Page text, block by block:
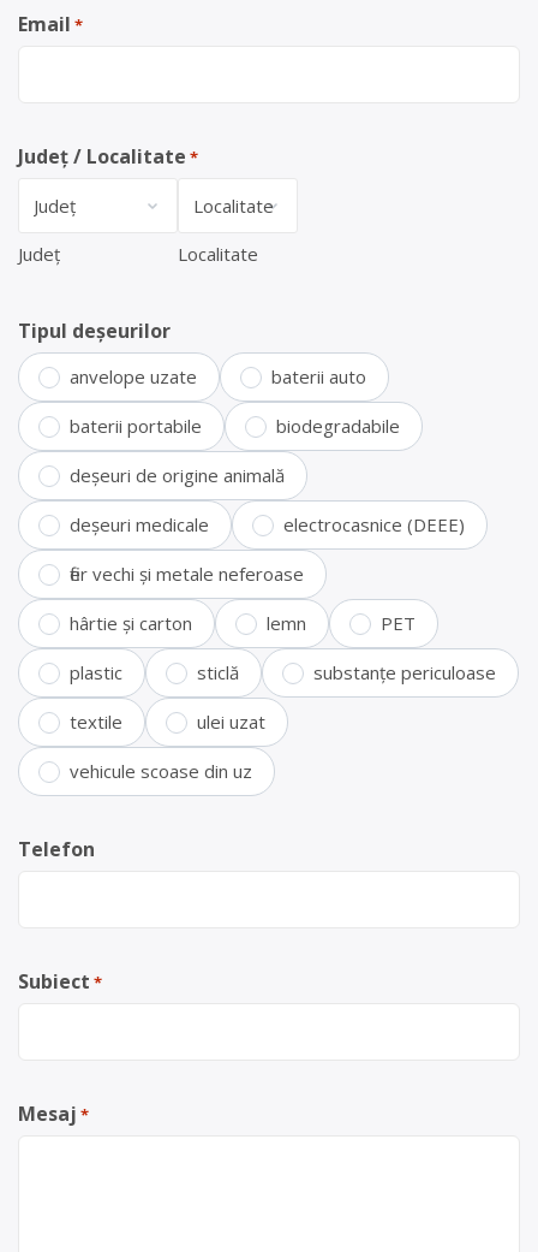
Email *
Județ / Localitate *
Județ Localitate
Tipul deșeurilor
anvelope uzate baterii auto
baterii portabile biodegradabile
deșeuri de origine animală
deșeuri medicale electrocasnice (DEEE)
fier vechi și metale neferoase
hârtie și carton lemn PET
plastic sticlă substanțe periculoase
textile ulei uzat
vehicule scoase din uz
Telefon
Subiect *
Mesaj *